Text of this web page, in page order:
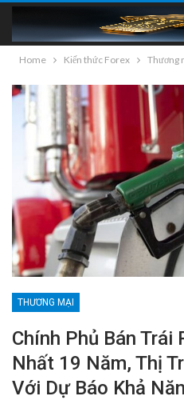
Home Kiến thức Forex Thương
THƯƠNG MẠI
Chính Phủ Bán Trái
Nhất 19 Năm, Thị
Với Dự Báo Khả